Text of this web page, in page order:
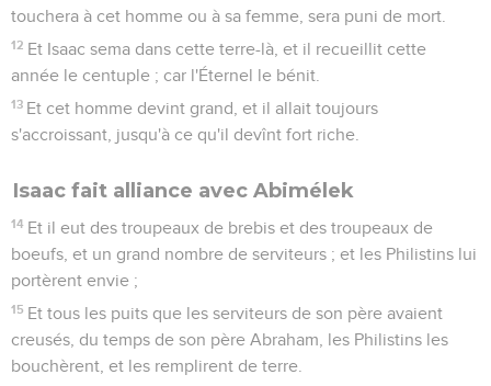
touchera à cet homme ou à sa femme, sera puni de mort.
12 Et Isaac sema dans cette terre-là, et il recueillit cette
année le centuple ; car l'Éternel le bénit.
13 Et cet homme devint grand, et il allait toujours
s'accroissant, jusqu'à ce qu'il devînt fort riche.
Isaac fait alliance avec Abimélek
14 Et il eut des troupeaux de brebis et des troupeaux de
boeufs, et un grand nombre de serviteurs ; et les Philistins lui
portèrent envie ;
15 Et tous les puits que les serviteurs de son père avaient
creusés, du temps de son père Abraham, les Philistins les
bouchèrent, et les remplirent de terre.